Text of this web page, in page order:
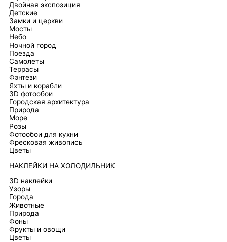
Двойная экспозиция
Детские
Замки и церкви
Мосты
Небо
Ночной город
Поезда
Самолеты
Террасы
Фэнтези
Яхты и корабли
3D фотообои
Городская архитектура
Природа
Море
Розы
Фотообои для кухни
Фресковая живопись
Цветы
НАКЛЕЙКИ НА ХОЛОДИЛЬНИК
3D наклейки
Узоры
Города
Животные
Природа
Фоны
Фрукты и овощи
Цветы